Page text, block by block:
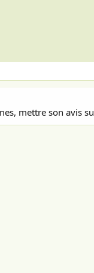
mettre son avis